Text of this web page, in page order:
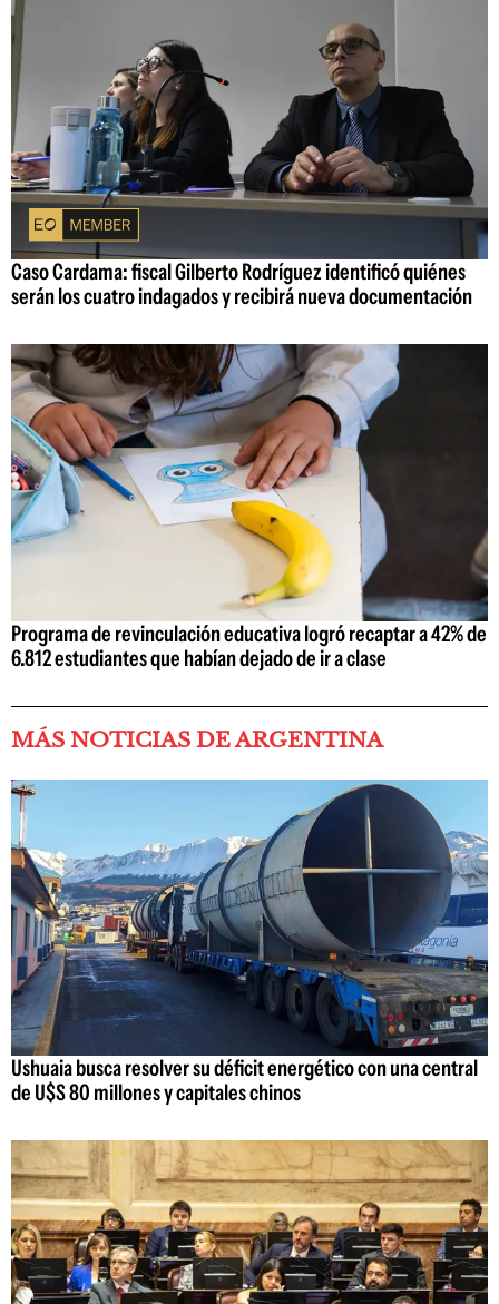
Caso Cardama: fiscal Gilberto Rodríguez identificó quiénes
serán los cuatro indagados y recibirá nueva documentación
Programa de revinculación educativa logró recaptar a 42% de
6.812 estudiantes que habían dejado de ir a clase
MÁS NOTICIAS DE ARGENTINA
Ushuaia busca resolver su déficit energético con una central
de U$S 80 millones y capitales chinos